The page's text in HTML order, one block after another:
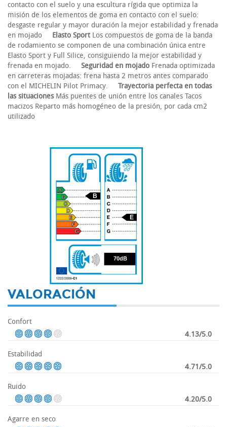
contacto con el suelo y una escultura rígida que optimiza la
misión de los elementos de goma en contacto con el suelo:
desgaste regular y mayor duración la mejor estabilidad y frenada
en mojado Elasto Sport Los compuestos de goma de la banda
de rodamiento se componen de una combinación única entre
Elasto Sport y Full Silice, consiguiendo la mejor estabilidad y
frenada en mojado. Seguridad en mojado Frenada optimizada
en carreteras mojadas: frena hasta 2 metros antes comparado
con el MICHELIN Pilot Primacy. Trayectoria perfecta en todas
las situacionesMás puentes de unión entre los canales Tacos
macizos Reparto más homogéneo de la presión, por cada cm2
utilizado
70
B
E
70dB
VALORACIÓN
Confort
4.13/5.0
Estabilidad
4.71/5.0
Ruido
4.20/5.0
Agarre en seco